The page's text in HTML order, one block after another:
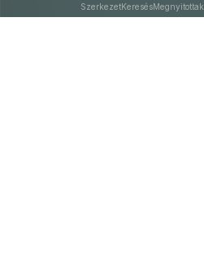
SzerkezetKeresésMegnyitottak